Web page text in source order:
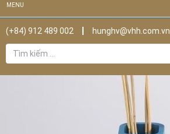
MENU
(+84) 912 489 002
hunghv@vhh.com.vn
Tìm
kiếm
cho: